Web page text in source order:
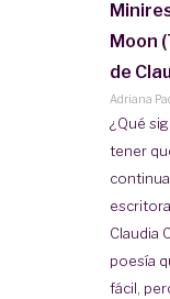
Moon
de
Adriana
¿Qué
tener
Claudia
poesía
fácil,